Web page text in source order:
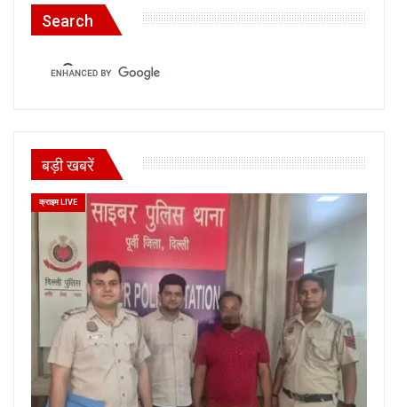
Search
बड़ी खबरें
क्राइम LIVE